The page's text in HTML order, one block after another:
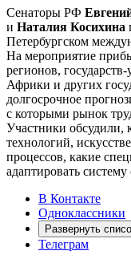
Сенаторы РФ
и Наталия Косихина
Петербургском
На мероприятие
регионов,
Африки и других
долгосрочное
с которыми рынок
Участники обсудили,
технологий,
процессов, какие
адаптировать
В Контакте
Одноклассники
Развернуть
Телеграм